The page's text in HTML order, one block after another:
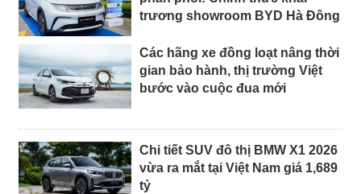
trương showroom BYD Hà Đông
Các hãng xe đồng loạt nâng thời
gian bảo hành, thị trường Việt
bước vào cuộc đua mới
Chi tiết SUV đô thị BMW X1 2026
vừa ra mắt tại Việt Nam giá 1,689
tỷ